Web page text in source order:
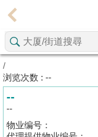
主
搵
成
/
浏览次数 : --
--
--
物业编号：